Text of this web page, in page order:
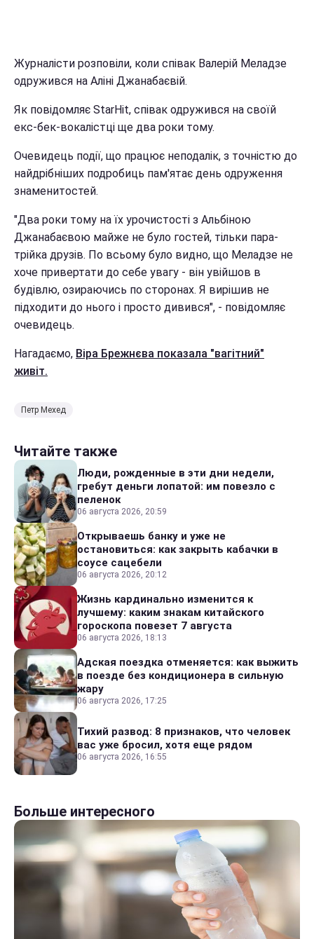
Журналісти розповіли, коли співак Валерій Меладзе
одружився на Аліні Джанабаєвій.
Як повідомляє StarHit, співак одружився на своїй
екс-бек-вокалістці ще два роки тому.
Очевидець події, що працює неподалік, з точністю до
найдрібніших подробиць пам'ятає день одруження
знаменитостей.
"Два роки тому на їх урочистості з Альбіною
Джанабаєвою майже не було гостей, тільки пара-
трійка друзів. По всьому було видно, що Меладзе не
хоче привертати до себе увагу - він увійшов в
будівлю, озираючись по сторонах. Я вирішив не
підходити до нього і просто дивився", - повідомляє
очевидець.
Нагадаємо, Віра Брежнєва показала "вагітний"
живіт.
Петр Мехед
Читайте также
Люди, рожденные в эти дни недели,
гребут деньги лопатой: им повезло с
пеленок
06 августа 2026, 20:59
Открываешь банку и уже не
остановиться: как закрыть кабачки в
соусе сацебели
06 августа 2026, 20:12
Жизнь кардинально изменится к
лучшему: каким знакам китайского
гороскопа повезет 7 августа
06 августа 2026, 18:13
Адская поездка отменяется: как выжить
в поезде без кондиционера в сильную
жару
06 августа 2026, 17:25
Тихий развод: 8 признаков, что человек
вас уже бросил, хотя еще рядом
06 августа 2026, 16:55
Больше интересного